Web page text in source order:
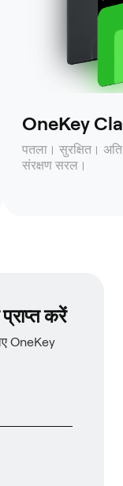
OneKey
पतला। सुरक्षित।
संरक्षण सरल।
करें
OneKey